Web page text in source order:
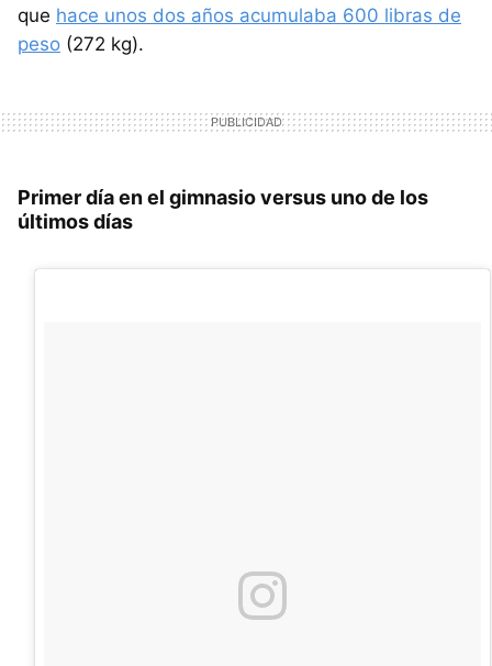
que hace unos dos años acumulaba 600 libras de
peso (272 kg).
Primer día en el gimnasio versus uno de los
últimos días